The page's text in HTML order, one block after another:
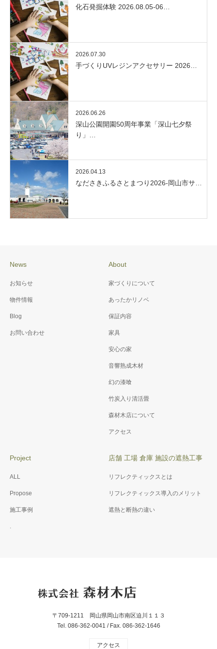
化石発掘体験 2026.08.05-06…
2026.07.30
手づくりUVレジンアクセサリー 2026…
2026.06.26
深山公園開園50周年事業「深山七夕祭
り」…
2026.04.13
なださきふるさとまつり2026-岡山市サ…
News
お知らせ
物件情報
Blog
お問い合わせ
About
家づくりについて
あったかリノベ
保証内容
家具
安心の家
音響熟成木材
幻の漆喰
竹炭入り清活畳
森材木店について
アクセス
Project
ALL
Propose
施工事例
.
店舗 工場 倉庫 施設の遮熱工事
リフレクティックスとは
リフレクティックス導入のメリット
遮熱と断熱の違い
〒709-1211 岡山県岡山市南区迫川１１３
Tel. 086-362-0041 / Fax. 086-362-1646
アクセス